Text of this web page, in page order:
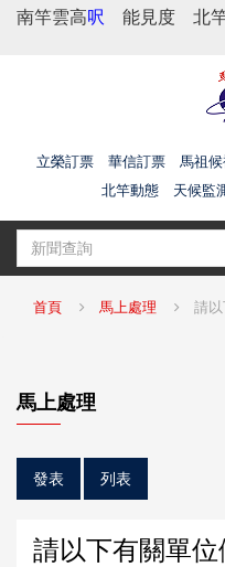
南竿雲高呎 能見度 北
立榮訂票 華信訂票 馬祖
北竿動態
天候監
首頁 馬上處理 請
馬上處理
發表 列表
請以下有關單